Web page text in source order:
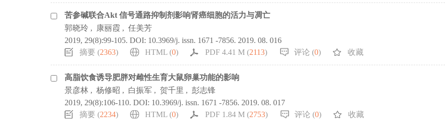
苦参碱联合Akt 信号通路抑制剂影响肾癌细胞的活力与凋亡
郭晓玲 , 康丽霞 , 任美芳
2019, 29(8):99-105. DOI: 10.3969/j. issn. 1671 -7856. 2019. 08. 016
摘要 (2363) HTML (0) PDF 4.41 M (2113) 评论 (0) 收藏
高脂饮食诱导肥胖对雌性生育大鼠卵巢功能的影响
景彦林 , 杨修昭 , 白振军 , 贺千里 , 彭志锋
2019, 29(8):106-110. DOI: 10.3969/j. issn. 1671 -7856. 2019. 08. 017
摘要 (2234) HTML (0) PDF 1.84 M (2753) 评论 (0) 收藏